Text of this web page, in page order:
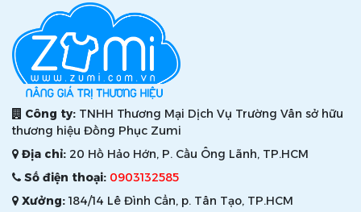
Công ty: TNHH Thương Mại Dịch Vụ Trường Vân sở hữu
thương hiệu Đồng Phục Zumi
Địa chỉ: 20 Hồ Hảo Hớn, P. Cầu Ông Lãnh, TP.HCM
Số điện thoại: 0903132585
Xưởng:184/14 Lê Đình Cẩn, p. Tân Tạo, TP.HCM